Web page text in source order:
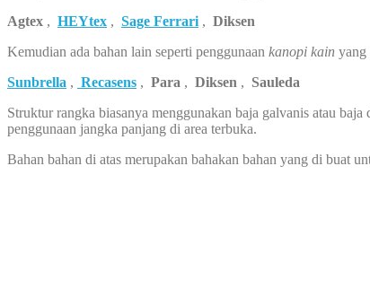
Agtex , HEYtex , Sage Ferrari , Diksen
Kemudian ada bahan lain seperti penggunaan kanopi kain yang
Sunbrella , Recasens , Para , Diksen , Sauleda
Struktur rangka biasanya menggunakan baja galvanis atau
penggunaan jangka panjang di area terbuka.
Bahan bahan di atas merupakan bahakan bahan yang di buat